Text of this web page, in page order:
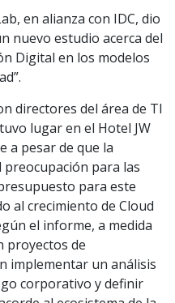
en alianza con IDC, dio
nuevo estudio acerca del
Digital en los modelos
directores del área de TI
lugar en el Hotel JW
a pesar de que la
para las
para este
al crecimiento de Cloud
el informe, a medida
proyectos de
implementar un análisis
corporativo y definir